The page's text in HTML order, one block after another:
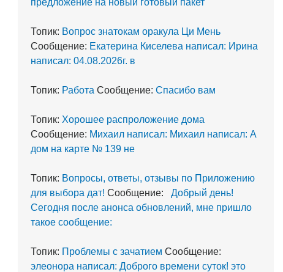
предложение на новый готовый пакет
Топик: Вопрос знатокам оракула Ци Мень
Сообщение: Екатерина Киселева написал: Ирина
написал: 04.08.2026г. в
Топик: Работа Сообщение: Спасибо вам
Топик: Хорошее распроложение дома
Сообщение: Михаил написал: Михаил написал: А
дом на карте № 139 не
Топик: Вопросы, ответы, отзывы по Приложению
для выбора дат! Сообщение:
Добрый день!
Сегодня после анонса обновлений, мне пришло
такое сообщение:
Топик: Проблемы с зачатием Сообщение:
элеонора написал: Доброго времени суток! это